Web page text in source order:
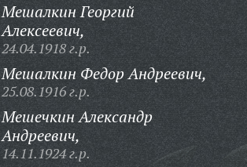
Мешалкин Георгий
Алексеевич,
24.04.1918 г.р.
Мешалкин Федор Андреевич,
25.08.1916 г.р.
Мешечкин Александр
Андреевич,
14.11.1924 г.р.